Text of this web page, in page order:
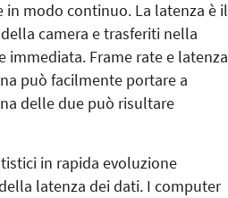
in modo continuo. La latenza è il
camera e trasferiti nella
Frame rate e latenza
può facilmente portare a
delle due può risultare
in rapida evoluzione
latenza dei dati. I computer